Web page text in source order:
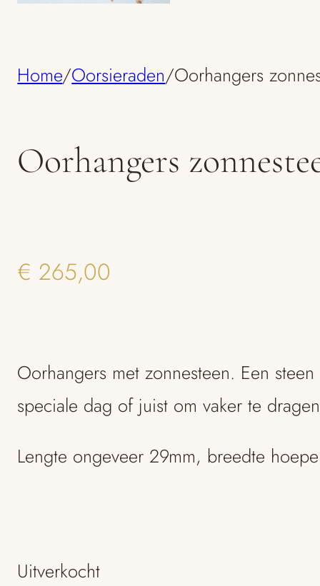
Home/Oorsieraden/Oorhangers
Oorhangers
€ 265,00
Oorhangers met zonnesteen. Een
speciale dag of juist om vaker te
Lengte ongeveer 29mm, breedte
Uitverkocht